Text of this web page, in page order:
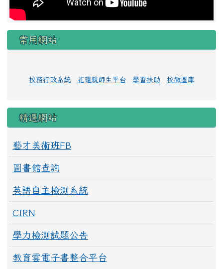
常用網站
校務行政系統 花蓮親師生平台 學習扶助 校徽圖庫
精選網站
藝才美術班FB
圖書館查詢
英語自主檢測系統
CIRN
學力檢測試題公告
教育雲電子書整合平台